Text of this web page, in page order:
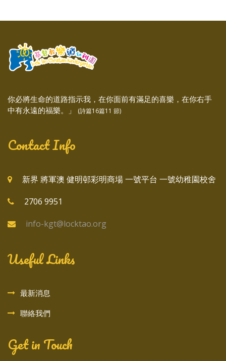
你必將生命的道路指示我，在你面前有滿足的喜樂，在你右手
中有永遠的福樂。」
(詩篇16篇11 節)
Contact Info
新界 將軍澳 健明邨彩明商場 一號平台 一號幼稚園校舍
2706 9951
info-kgt@locktao.org
Useful Links
最新消息
聯絡我們
Get in Touch